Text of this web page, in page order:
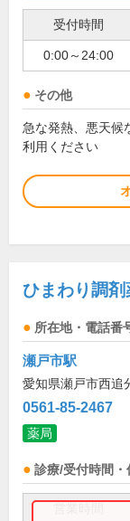
受付時間
0:00～24:00
その他
急な発熱、悪天候
利用ください
ひまわり調剤
所在地・電話番
瀬戸市駅
愛知県瀬戸市西追
0561-85-2467
薬局
診療/受付時間・